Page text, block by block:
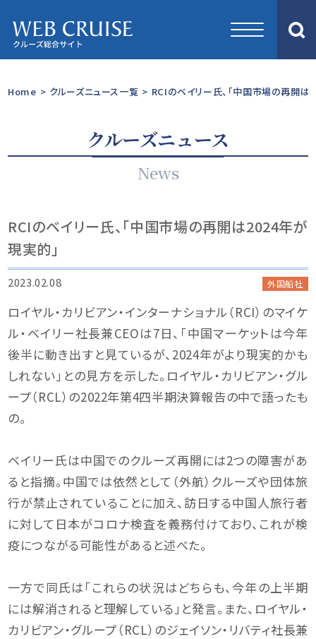
Home > クルーズニュース一覧 > RCIのベイリー氏、「中国市場の再開は
クルーズニュース
News
RCIのベイリー氏、「中国市場の再開は2024年が
現実的」
2023.02.08 外国船社
ロイヤル・カリビアン・インターナショナル（RCI）のマイケ
ル・ベイリー社長兼CEOは7日、「中国マーケットは今年
後半に動き出すと見ているが、2024年がより現実的かも
しれない」との見方を示した。ロイヤル・カリビアン・グル
ープ（RCL）の2022年第4四半期決算報告の中で語ったも
の。
ベイリー氏は中国でのクルーズ再開には2つの障害があ
ると指摘。中国では依然として（外航）クルーズや団体旅
行が禁止されていることに加え、訪日する中国人旅行者
に対して日本がコロナ検査を義務付けており、これが検
疫につながる可能性があると述べた。
一方で同氏は「これらの状況はどちらも、今年の上半期
には解消されると理解している」と発言。また、ロイヤル・
カリビアン・グループ（RCL）のジェイソン・リバティ社長兼